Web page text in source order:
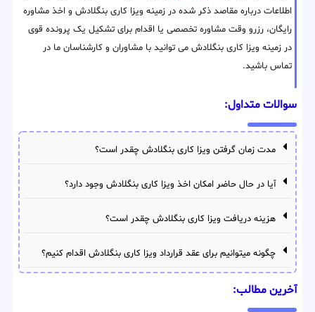
اطلاعات درباره مقاصد ذکر شده در زمینه ویزا کاری بنگلادش و اخذ مشاوره
رایگان، رزرو وقت مشاوره تخصصی یا اقدام برای تشکیل یک پرونده قوی
در زمینه ویزا کاری بنگلادش می توانید با مشاوران و کارشناسان ما در
تماس باشید.
سوالات متداول:
مدت زمان گرفتن ویزا کاری بنگلادش چقدر است؟
آیا در حال حاضر امکان اخذ ویزا کاری بنگلادش وجود دارد؟
هزینه دریافت ویزا کاری بنگلادش چقدر است؟
چگونه میتوانیم برای عقد قرارداد ویزا کاری بنگلادش اقدام کنیم؟
آخرین مطالب: